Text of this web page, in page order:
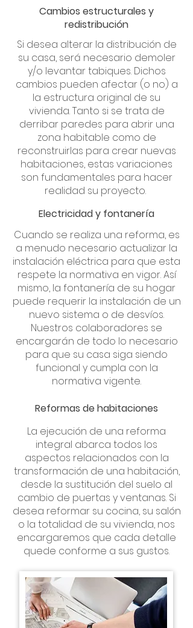
​​Cambios estructurales y
redistribución​​
​Si desea alterar la distribución de
su casa, será necesario demoler
y/o levantar tabiques. Dichos
cambios pueden afectar (o no) a
la estructura original de su
vivienda. Tanto si se trata de
derribar paredes para abrir una
zona habitable como de
reconstruirlas para crear nuevas
habitaciones, estas variaciones
son fundamentales para hacer
realidad su proyecto. ​
Electricidad y fontanería
​Cuando se realiza una reforma, es
a menudo necesario actualizar la
instalación eléctrica para que esta
respete la normativa en vigor. Así
mismo, la fontanería de su hogar
puede requerir la instalación de un
nuevo sistema o de desvíos.
Nuestros colaboradores se
encargarán de todo lo necesario
para que su casa siga siendo
funcional y cumpla con la
normativa vigente.
Reformas de habitaciones
La ejecución de una reforma
integral abarca todos los
aspectos relacionados con la
transformación de una habitación,
desde la sustitución del suelo al
cambio de puertas y ventanas. Si
desea reformar su cocina, su salón
o la totalidad de su vivienda, nos
encargaremos que cada detalle
quede conforme a sus gustos.